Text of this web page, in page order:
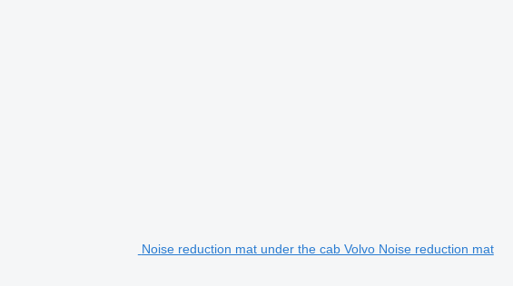
Noise reduction mat under the cab Volvo Noise reduction mat